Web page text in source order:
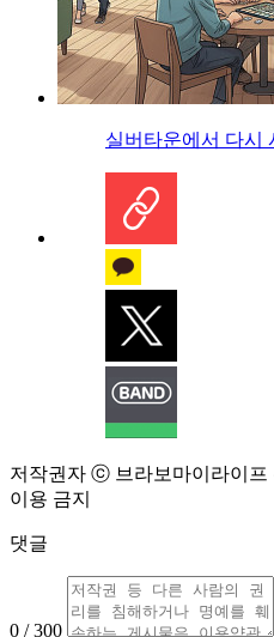
실버타운에서 다시
저작권자 ⓒ 브라보마이라이프
이용 금지
댓글
0 / 300